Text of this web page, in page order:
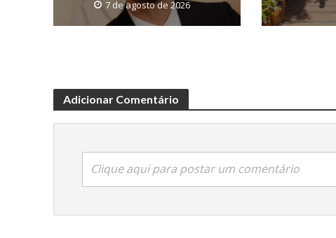
7 de agosto de 2026
Adicionar Comentário
Clique aqui para postar um comentário